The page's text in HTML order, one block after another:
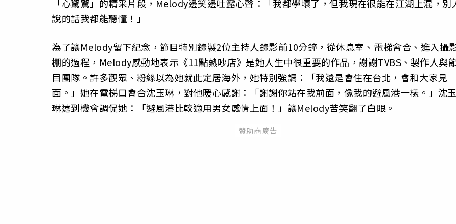
「心驚驚」的精采片段，Melody邊笑邊吐露心聲：「我都學壞了，但我現在很能在江湖上混，別
說的話我都能聽懂！」
為了讓Melody留下紀念，節目特別錄製2位主持人錄影前10分鐘，從休息室、電梯會合、進入攝
棚的過程，Melody感動地表示《11點熱吵店》是她人生中很重要的作品，謝謝TVBS、製作人與
目團隊。許多觀眾、粉絲以為她就此定居海外，她特別強調：「我還是會住在台北，會和大家見
面。」她在電梯口會合沈玉琳，對他暖心感謝：「謝謝你站在我前面，像我的避風港一樣。」沈玉
琳逮到機會調侃她：「避風港比較適用男女感情上面！」讓Melody苦笑翻了白眼。